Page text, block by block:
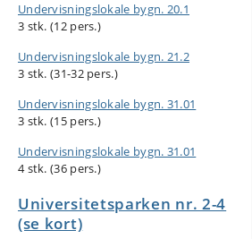
Undervisningslokale bygn. 20.1
3 stk.(12 pers.)
Undervisningslokale bygn. 21.2
3 stk. (31-32 pers.)
Undervisningslokale bygn. 31.01
3 stk. (15 pers.)
Undervisningslokale bygn. 31.01
4 stk. (36 pers.)
Universitetsparken nr. 2-4
(se kort)